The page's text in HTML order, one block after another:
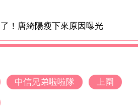
！唐綺陽瘦下來原因曝光
中信兄弟啦啦隊 上圍